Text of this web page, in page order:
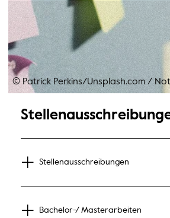
© Patrick Perkins/Unsplash.com/
Stellenausschreibungen
Bachelor-/ Masterarbeiten